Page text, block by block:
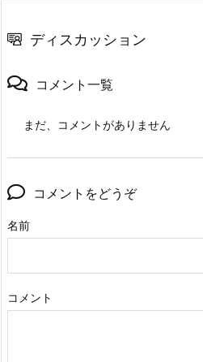
ディスカッション
コメント一覧
まだ、コメントがありません
コメントをどうぞ
名前
コメント